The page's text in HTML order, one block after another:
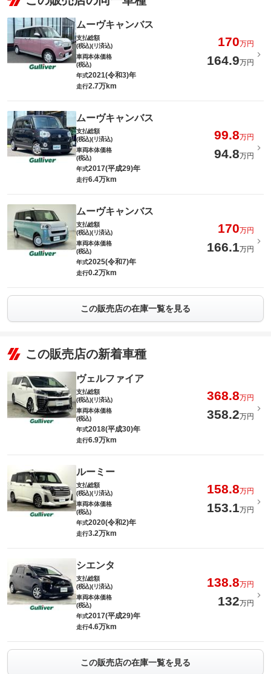
ムーヴキャンバス
支払総額
(税込)(リ済込)
170万円
車両本体価格
(税込)
164.9万円
年式2021(令和3)年
走行2.7万km
ムーヴキャンバス
支払総額
(税込)(リ済込)
99.8万円
車両本体価格
(税込)
94.8万円
年式2017(平成29)年
走行6.4万km
ムーヴキャンバス
支払総額
(税込)(リ済込)
170万円
車両本体価格
(税込)
166.1万円
年式2025(令和7)年
走行0.2万km
この販売店の在庫一覧を見る
この販売店の新着車種
ヴェルファイア
支払総額
(税込)(リ済込)
368.8万円
車両本体価格
(税込)
358.2万円
年式2018(平成30)年
走行6.9万km
ルーミー
支払総額
(税込)(リ済込)
158.8万円
車両本体価格
(税込)
153.1万円
年式2020(令和2)年
走行3.2万km
シエンタ
支払総額
(税込)(リ済込)
138.8万円
車両本体価格
(税込)
132万円
年式2017(平成29)年
走行4.6万km
この販売店の在庫一覧を見る